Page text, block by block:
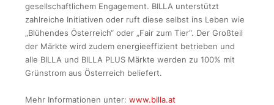
gesellschaftlichem Engagement. BILLA unterstützt
zahlreiche Initiativen oder ruft diese selbst ins Leben wie
„Blühendes Österreich“ oder „Fair zum Tier“. Der Großteil
der Märkte wird zudem energieeffizient betrieben und
alle BILLA und BILLA PLUS Märkte werden zu 100% mit
Grünstrom aus Österreich beliefert.
Mehr Informationen unter: www.billa.at